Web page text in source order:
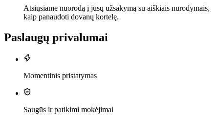
Atsiųsiame nuorodą į jūsų užsakymą su aiškiais nurodymais,
kaip panaudoti dovanų kortelę.
Paslaugų privalumai
Momentinis pristatymas
Saugūs ir patikimi mokėjimai